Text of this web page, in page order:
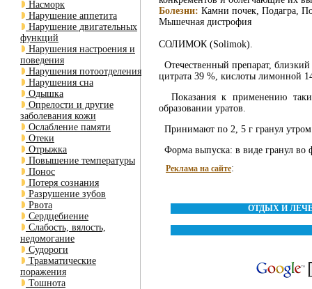
Насморк
Нарушение аппетита
Нарушение двигательных
функций
Нарушения настроения и
поведения
Нарушения потоотделения
Нарушения сна
Одышка
Опрелости и другие
заболевания кожи
Ослабление памяти
Отеки
Отрыжка
Повышение температуры
Понос
Потеря сознания
Разрушение зубов
Рвота
Сердцебиение
Слабость, вялость,
недомогание
Судороги
Травматические
поражения
Тошнота
Болезни: Камни почек, Подагра,
Мышечная дистрофия
СОЛИМОК (Solimok).
Отечественный препарат,
цитрата 39 %, кислоты лимонной
Показания к применению
образовании уратов.
Принимают по 2, 5 г гранул
Форма выпуска: в виде гранул во
Реклама на сайте:
ОТДЫХ И